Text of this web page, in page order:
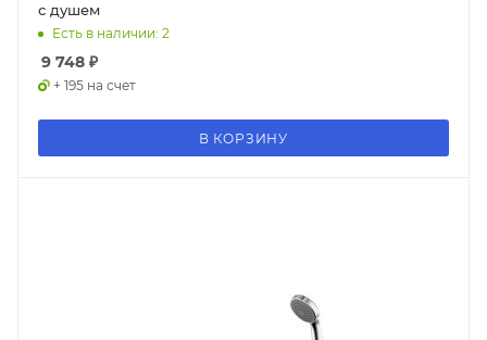
с душем
Есть в наличии: 2
9 748 ₽
+ 195 на счет
В КОРЗИНУ